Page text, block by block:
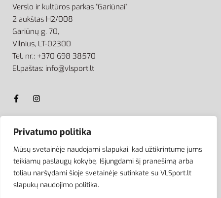
Privatumo politika
Mūsų svetainėje naudojami slapukai, kad užtikrintume jums
teikiamų paslaugų kokybę. Išjungdami šį pranešimą arba
toliau naršydami šioje svetainėje sutinkate su VLSport.lt
slapukų naudojimo politika.
Verslo ir kultūros parkas “Gariūnai”
2 aukštas H2/008
Gariūnų g. 70,
Vilnius, LT-02300
Tel. nr.: +370 698 38570
El.paštas: info@vlsport.lt
ATSISKAITYMAS